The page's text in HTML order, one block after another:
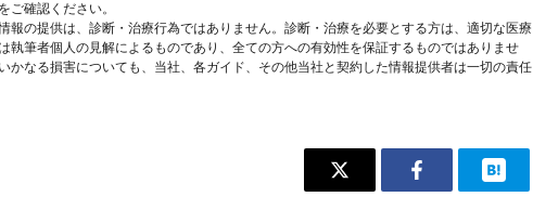
確認ください。
の提供は、診断・治療行為ではありません。診断・治療を必要とする方は、適切な医療
執筆者個人の見解によるものであり、全ての方への有効性を保証するものではありませ
かなる損害についても、当社、各ガイド、その他当社と契約した情報提供者は一切の責任